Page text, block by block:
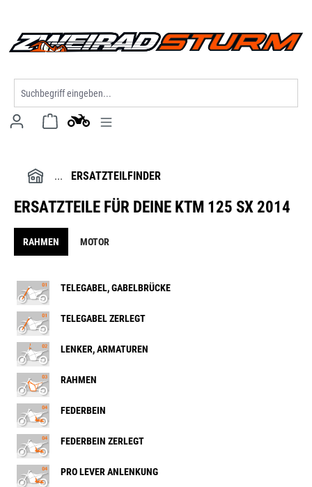
ERSATZTEILFINDER
ERSATZTEILE FÜR DEINE KTM 125 SX 2014
RAHMEN MOTOR
TELEGABEL, GABELBRÜCKE
TELEGABEL ZERLEGT
LENKER, ARMATUREN
RAHMEN
FEDERBEIN
FEDERBEIN ZERLEGT
PRO LEVER ANLENKUNG